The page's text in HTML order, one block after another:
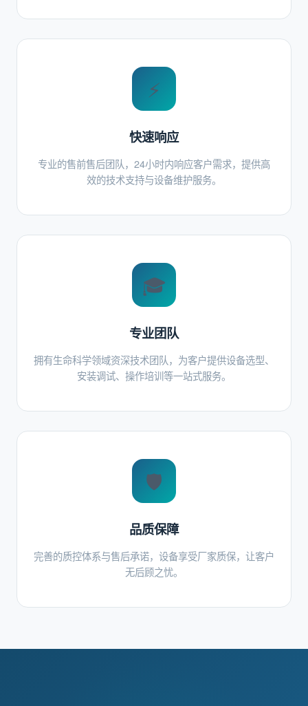
⚡
快速响应
专业的售前售后团队，24小时内响应客户需求，提供高
效的技术支持与设备维护服务。
🎓
专业团队
拥有生命科学领域资深技术团队，为客户提供设备选型、
安装调试、操作培训等一站式服务。
🛡️
品质保障
完善的质控体系与售后承诺，设备享受厂家质保，让客户
无后顾之忧。